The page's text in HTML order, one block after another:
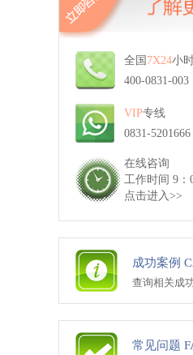
全国 7X24小
400-0831-003
VIP专线
0831-5201666
在线咨询
工作时间 9：
点击进入>>
成功案例
查询相关成
常见问题